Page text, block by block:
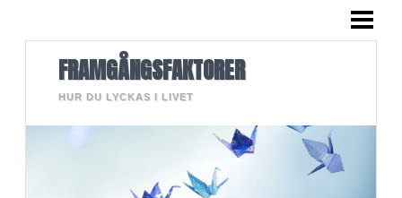
LÄNGRE TEXTER
FRAMGÅNGSFAKTORER
HUR DU LYCKAS I LIVET